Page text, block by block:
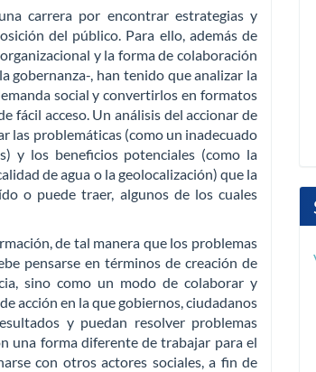
carrera por encontrar estrategias y
del público. Para ello, además de
y la forma de colaboración
gobernanza-, han tenido que analizar la
social y convertirlos en formatos
fácil acceso. Un análisis del accionar de
las problemáticas (como un inadecuado
y los beneficios potenciales (como la
de agua o la geolocalización) que la
o puede traer, algunos de los cuales
de tal manera que los problemas
pensarse en términos de creación de
sino como un modo de colaborar y
acción en la que gobiernos, ciudadanos
y puedan resolver problemas
una forma diferente de trabajar para el
con otros actores sociales, a fin de